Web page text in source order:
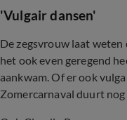
'Vulgair dansen'
De zegsvrouw laat
het ook even geregend
aankwam. Of er ook
Zomercarnaval duurt